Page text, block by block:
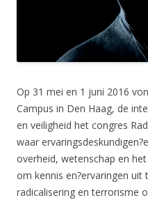
Op 31 mei en 1 juni 2016
Campus in Den Haag, de
en veiligheid het congres
waar
overheid, wetenschap en
om kennis en?ervaringen uit
radicalisering en terrorisme